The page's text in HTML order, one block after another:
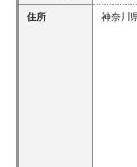
住所 神奈川